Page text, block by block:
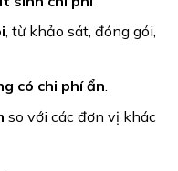
, từ khảo sát, đóng gói,
có chi phí ẩn
so với các đơn vị khác